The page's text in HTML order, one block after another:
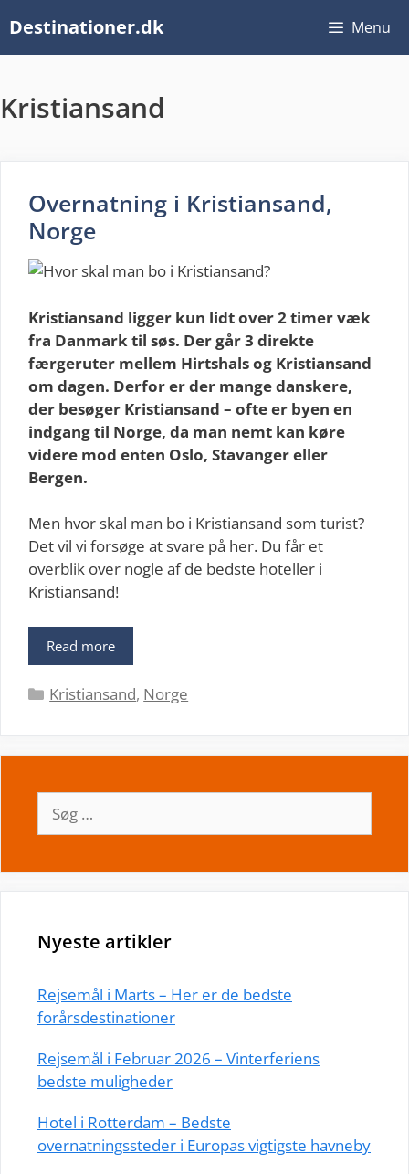
til
indhold
Destinationer.dk Menu
Kristiansand
Overnatning i Kristiansand,
Norge
Kristiansand ligger kun lidt over 2 timer væk
fra Danmark til søs. Der går 3 direkte
færgeruter mellem Hirtshals og Kristiansand
om dagen. Derfor er der mange danskere,
der besøger Kristiansand – ofte er byen en
indgang til Norge, da man nemt kan køre
videre mod enten Oslo, Stavanger eller
Bergen.
Men hvor skal man bo i Kristiansand som turist?
Det vil vi forsøge at svare på her. Du får et
overblik over nogle af de bedste hoteller i
Kristiansand!
Read more
Kategorier
Kristiansand, Norge
efter:
Nyeste artikler
Rejsemål i Marts – Her er de bedste
forårsdestinationer
Rejsemål i Februar 2026 – Vinterferiens
bedste muligheder
Hotel i Rotterdam – Bedste
overnatningssteder i Europas vigtigste havneby